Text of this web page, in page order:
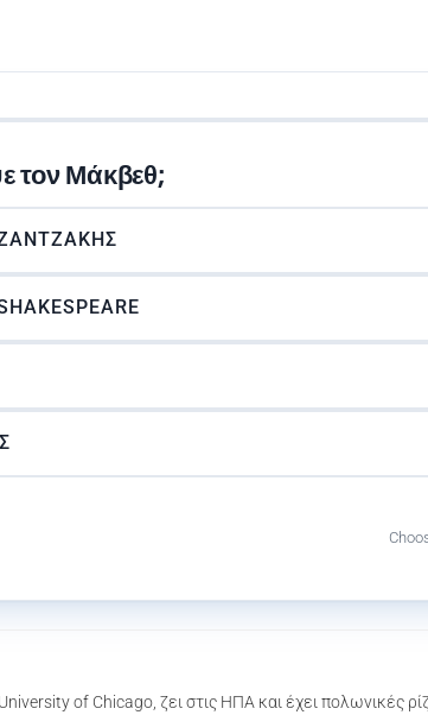
τον Μάκβεθ;
of Chicago, ζει στις ΗΠΑ και έχει πολωνικές